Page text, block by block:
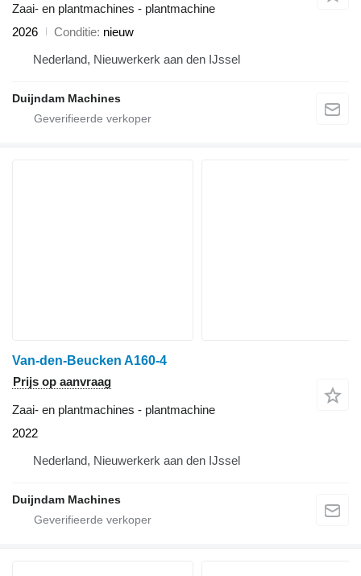
Zaai- en plantmachines - plantmachine
2026
Conditie nieuw
Nederland, Nieuwerkerk aan den IJssel
Duijndam Machines
Van-den-Beucken A160-4
Prijs op aanvraag
Zaai- en plantmachines - plantmachine
2022
Nederland, Nieuwerkerk aan den IJssel
Duijndam Machines